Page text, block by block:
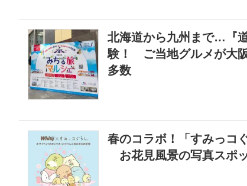
北海道から九州まで…『
験！ ご当地グルメが大
多数
春のコラボ！「すみっコ
お花見風景の写真スポ